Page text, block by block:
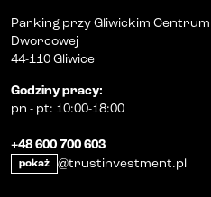
Parking przy Gliwickim Centrum
Dworcowej
44-110 Gliwice
Godziny pracy:
pn - pt: 10:00-18:00
+48 600 700 603
pokaż @trustinvestment.pl